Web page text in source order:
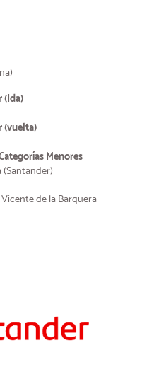
(Ida)
(vuelta)
Menores
de la Barquera